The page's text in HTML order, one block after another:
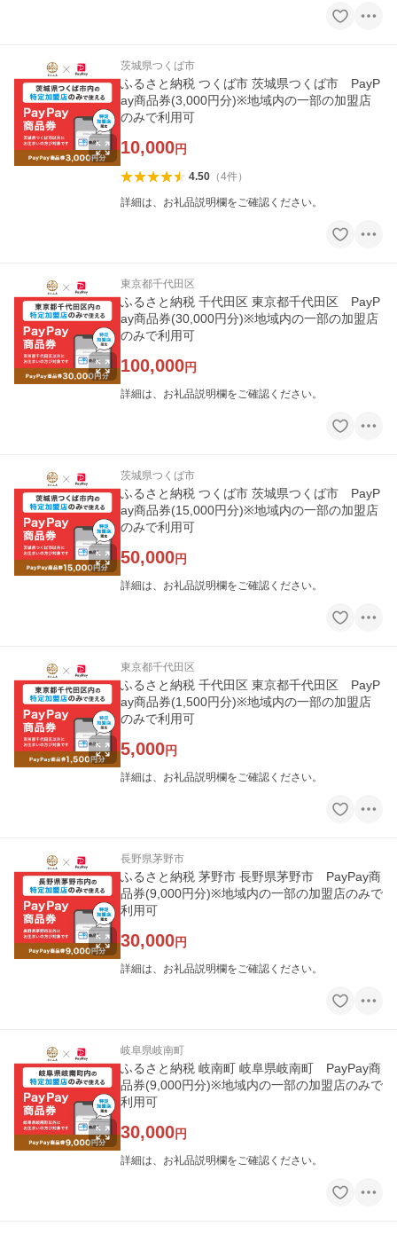
茨城県つくば市
ふるさと納税 つくば市 茨城県つくば市 PayP
ay商品券(3,000円分)※地域内の一部の加盟店
のみで利用可
10,000円
4.50（4件）
詳細は、お礼品説明欄をご確認ください。
東京都千代田区
ふるさと納税 千代田区 東京都千代田区 PayP
ay商品券(30,000円分)※地域内の一部の加盟店
のみで利用可
100,000円
詳細は、お礼品説明欄をご確認ください。
茨城県つくば市
ふるさと納税 つくば市 茨城県つくば市 PayP
ay商品券(15,000円分)※地域内の一部の加盟店
のみで利用可
50,000円
詳細は、お礼品説明欄をご確認ください。
東京都千代田区
ふるさと納税 千代田区 東京都千代田区 PayP
ay商品券(1,500円分)※地域内の一部の加盟店
のみで利用可
5,000円
詳細は、お礼品説明欄をご確認ください。
長野県茅野市
ふるさと納税 茅野市 長野県茅野市 PayPay商
品券(9,000円分)※地域内の一部の加盟店のみで
利用可
30,000円
詳細は、お礼品説明欄をご確認ください。
岐阜県岐南町
ふるさと納税 岐南町 岐阜県岐南町 PayPay商
品券(9,000円分)※地域内の一部の加盟店のみで
利用可
30,000円
詳細は、お礼品説明欄をご確認ください。